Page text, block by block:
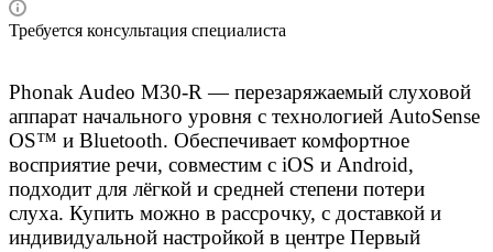
Требуется консультация специалиста
Phonak Audeo M30-R — перезаряжаемый слуховой
аппарат начального уровня с технологией AutoSense
OS™ и Bluetooth. Обеспечивает комфортное
восприятие речи, совместим с iOS и Android,
подходит для лёгкой и средней степени потери
слуха. Купить можно в рассрочку, с доставкой и
индивидуальной настройкой в центре Первый